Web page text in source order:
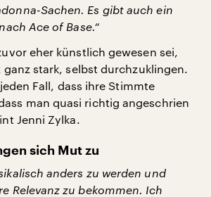
Sachen. Es gibt auch ein
Ace of Base.“
eher künstlich gewesen sei,
stark, selbst durchzuklingen.
Fall, dass ihre Stimmte
man quasi richtig angeschrien
Jenni Zylka.
sich Mut zu
anders zu werden und
Relevanz zu bekommen. Ich